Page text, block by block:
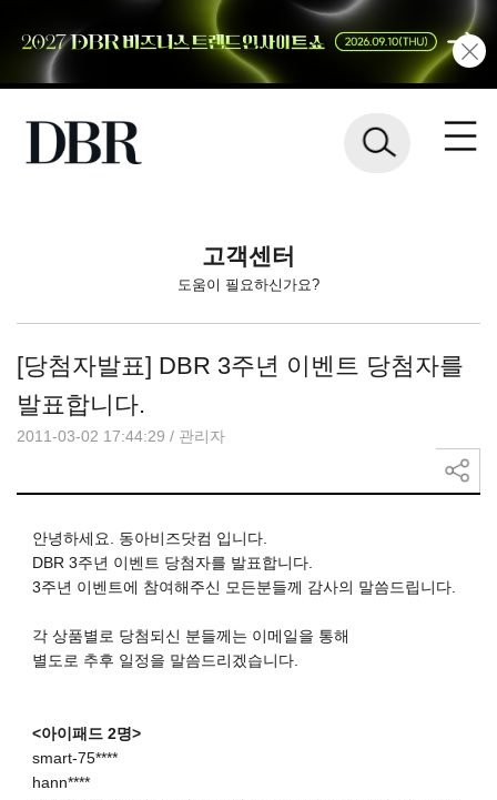
고객센터
도움이 필요하신가요?
[당첨자발표] DBR 3주년 이벤트 당첨자를
발표합니다.
2011-03-02 17:44:29 / 관리자
안녕하세요. 동아비즈닷컴 입니다.
DBR 3주년 이벤트 당첨자를 발표합니다.
3주년 이벤트에 참여해주신 모든분들께 감사의 말씀드립니다.
각 상품별로 당첨되신 분들께는 이메일을 통해
별도로 추후 일정을 말씀드리겠습니다.
<아이패드 2명>
smart-75****
hann****